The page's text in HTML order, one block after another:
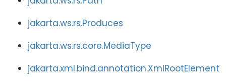
jakarta.ws.rs.Produces
jakarta.ws.rs.core.MediaType
jakarta.xml.bind.annotation.XmlRootElement